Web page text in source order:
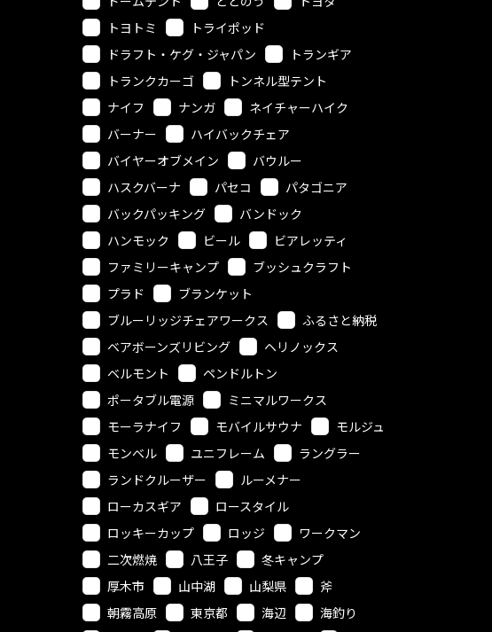
トヨトミ
トライポッド
ドラフト・ケグ・ジャパン
トランギア
トランクカーゴ
トンネル型テント
ナイフ
ナンガ
ネイチャーハイク
バーナー
ハイバックチェア
バイヤーオブメイン
バウルー
ハスクバーナ
パセコ
パタゴニア
バックパッキング
バンドック
ハンモック
ビール
ビアレッティ
ファミリーキャンプ
ブッシュクラフト
プラド
ブランケット
ブルーリッジチェアワークス
ふるさと納税
ベアボーンズリビング
ヘリノックス
ベルモント
ペンドルトン
ポータブル電源
ミニマルワークス
モーラナイフ
モバイルサウナ
モルジュ
モンベル
ユニフレーム
ラングラー
ランドクルーザー
ルーメナー
ローカスギア
ロースタイル
ロッキーカップ
ロッジ
ワークマン
二次燃焼
八王子
冬キャンプ
厚木市
山中湖 山梨県
斧
朝霧高原
東京都 海辺
海釣り